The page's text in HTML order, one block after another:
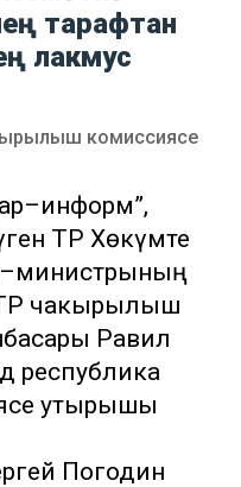
тарафтан
лакмус
комиссиясе
ТР Хөкүмәте
чакырылыш
Равил
республика
утырышы
Погодин